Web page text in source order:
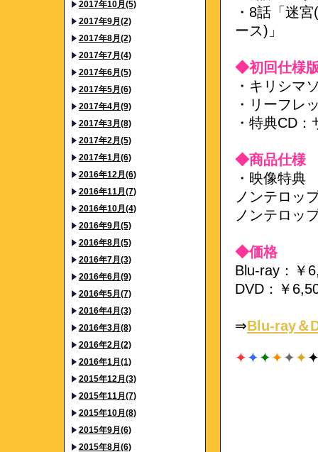
2017年10月(5)
2017年9月(2)
2017年8月(2)
2017年7月(4)
2017年6月(5)
2017年5月(6)
2017年4月(9)
2017年3月(8)
2017年2月(5)
2017年1月(6)
2016年12月(6)
2016年11月(7)
2016年10月(4)
2016年9月(5)
2016年8月(5)
2016年7月(3)
2016年6月(9)
2016年5月(7)
2016年4月(3)
2016年3月(8)
2016年2月(2)
2016年1月(1)
2015年12月(3)
2015年11月(7)
2015年10月(8)
2015年9月(6)
2015年8月(6)
・8話「迷
ース)」
◆初回仕様
・キリシマ
・リーフレ
・特典CD
◆商品仕様
・映像特典
ノンテロッ
ノンテロッ
◆価格
Blu-ray：￥
DVD：￥
⇒Blu-ray＆
✦✦✦✦✦✦